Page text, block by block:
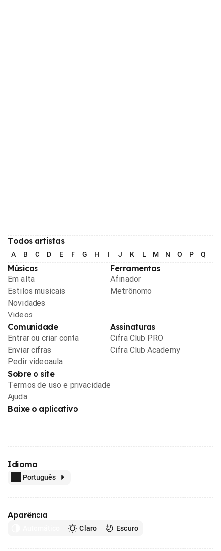
Todos artistas
A B C D E F G H I J K L M N O P Q
Músicas
Em alta
Estilos musicais
Novidades
Videos
Ferramentas
Afinador
Metrônomo
Comunidade
Entrar ou criar conta
Enviar cifras
Pedir videoaula
Assinaturas
Cifra Club PRO
Cifra Club Academy
Sobre o site
Termos de uso e privacidade
Ajuda
Baixe o aplicativo
Idioma
Português
Aparência
Claro Escuro